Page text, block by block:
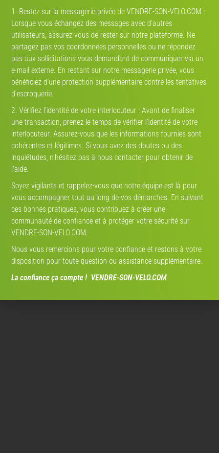
1. Restez sur la messagerie privée de VENDRE-SON-VELO.COM :
Lorsque vous échangez des messages avec d’autres
utilisateurs, assurez-vous de rester sur notre plateforme. Ne
partagez pas vos coordonnées personnelles ou ne répondez
pas aux sollicitations vous demandant de communiquer via un
e-mail externe. En restant sur notre messagerie privée, vous
bénéficiez d’une protection supplémentaire contre les tentatives
d’escroquerie.
2. Vérifiez l’identité de votre interlocuteur : Avant de finaliser
une transaction, prenez le temps de vérifier l’identité de votre
interlocuteur. Assurez-vous que les informations fournies sont
cohérentes et légitimes. Si vous avez des doutes ou des
inquiétudes, n’hésitez pas à nous contacter pour obtenir de
l’aide.
Soyez vigilants et rappelez-vous que notre équipe est là pour
vous accompagner tout au long de vos démarches. En suivant
ces bonnes pratiques, vous contribuez à créer une
communauté de confiance et à protéger votre sécurité sur
VENDRE-SON-VELO.COM.
Nous vous remercions pour votre confiance et restons à votre
disposition pour toute question ou assistance supplémentaire.
La confiance ça compte ! VENDRE-SON-VELO.COM